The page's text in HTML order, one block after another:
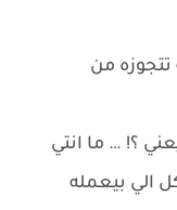
تتجوزه من
؟! … ما انتي
الي بيعمله